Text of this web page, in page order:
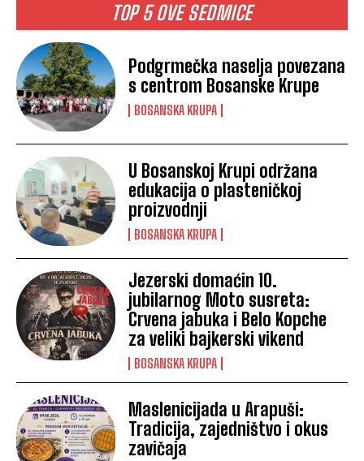
TOP 5 OVE SEDMICE
Podgrmečka naselja povezana
s centrom Bosanske Krupe
BOSANSKA KRUPA
U Bosanskoj Krupi održana
edukacija o plasteničkoj
proizvodnji
BOSANSKA KRUPA
Jezerski domaćin 10.
jubilarnog Moto susreta:
Crvena jabuka i Belo Kopche
za veliki bajkerski vikend
BOSANSKA KRUPA
Maslenicijada u Arapuši:
Tradicija, zajedništvo i okus
zavičaja